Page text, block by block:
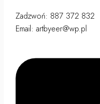
Zadzwoń: 887 372 832
Email: artbyeer@wp.pl